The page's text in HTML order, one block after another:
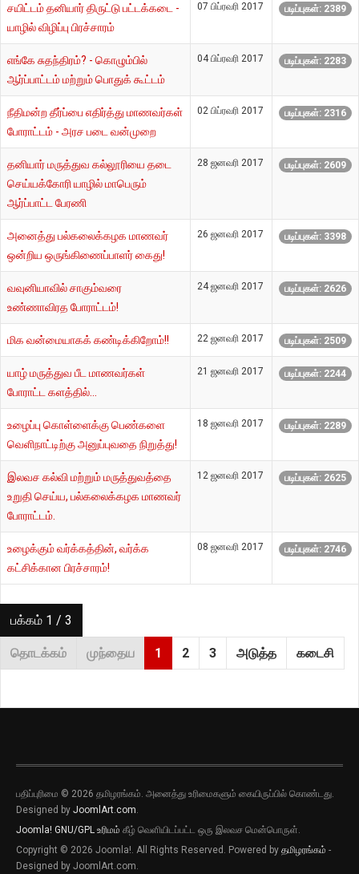
சயிட்டம் தனியார் திருட்டு பட்டக்கடை -
யாழில் விழிப்பு பிரச்சாரம்
07 பிப்ரவரி 2017 படிப்புகள்: 2389
எங்கே சுதந்திரம்? - கொழும்பில்
ஆர்ப்பாட்டம் மற்றும் பொதுக் கூட்டம்
04 பிப்ரவரி 2017 படிப்புகள்: 2283
நீதிமன்ற தீர்ப்பை எதிர்த்து மாணவர்கள்
போராட்டம் - அரச படை வன்முறை
02 பிப்ரவரி 2017 படிப்புகள்: 2316
தனியார் மருத்துவ கல்லூரியை தடை
செய்யக்கோரி யாழில் மாபெரும்
ஆர்ப்பாட்ட பேரணி
28 ஜனவரி 2017 படிப்புகள்: 2609
அனைத்து பல்கலைக்கழக மாணவர்
ஒன்றிய ஒருங்கிணைப்பாளர் கைது!
26 ஜனவரி 2017 படிப்புகள்: 3398
வவுனியாவில் சாகும்வரை
உண்ணாவிரத போராட்டம்!
24 ஜனவரி 2017 படிப்புகள்: 2626
மிக வன்மையாகக் கண்டிக்கிறோம்!! 22 ஜனவரி 2017 படிப்புகள்: 2509
யாழ் மருத்துவ பீட மாணவர்கள்
போராட்ட களத்தில்...
21 ஜனவரி 2017 படிப்புகள்: 2244
உழைப்பு கொள்ளைக்கு பெண்களை
வெளிநாட்டிற்கு அனுப்புவதை நிறுத்து!
18 ஜனவரி 2017 படிப்புகள்: 2289
இலவச கல்வி மற்றும் மருத்துவத்தை
உறுதி செய்ய, பல்கலைக்கழக மாணவர்
போராட்டம்.
12 ஜனவரி 2017 படிப்புகள்: 2625
உழைக்கும் வர்க்கத்தின், வர்க்க
கட்சிக்கான பிரச்சாரம்!
08 ஜனவரி 2017 படிப்புகள்: 2746
பக்கம் 1 / 3
தொடக்கம் முந்தைய 1 2 3 அடுத்த கடைசி
பதிப்புரிமை © 2026 தமிழரங்கம். அனைத்து உரிமைகளும் கையிருப்பில் கொண்டது.
Designed by JoomlArt.com.
Joomla! GNU/GPL உரிமம் கீழ் வெளியிடப்பட்ட ஒரு இலவச மென்பொருள்.
Copyright © 2026 Joomla!. All Rights Reserved. Powered by தமிழரங்கம் -
Designed by JoomlArt.com.